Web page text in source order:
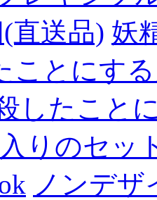
(直送品) 妖
ことにす
したこと
りのセッ
ノンデザ